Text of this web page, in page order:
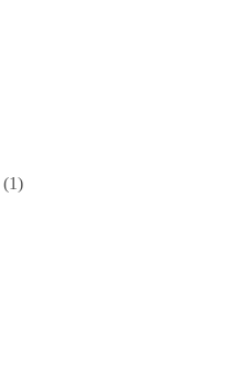
(1)